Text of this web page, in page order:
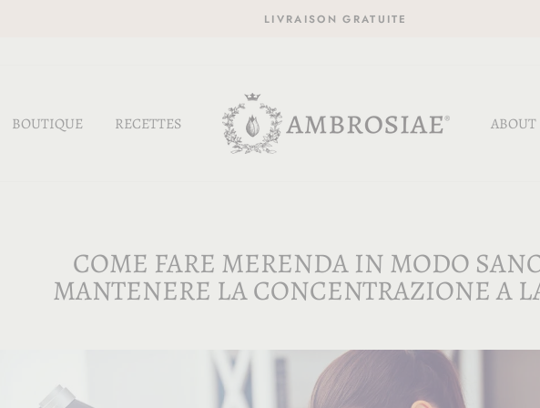
LIVRAISON GRATUITE
BOUTIQUE RECETTES ABOUT
COME FARE MERENDA IN MODO
MANTENERE LA CONCENTRAZIONE A